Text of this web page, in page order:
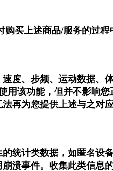
买上述商品/服务的过
度、步频、运动数据、
用该功能，但并不影响
再为您提供上述与之对
统计类数据，如匿名设
溃事件。收集此类信息